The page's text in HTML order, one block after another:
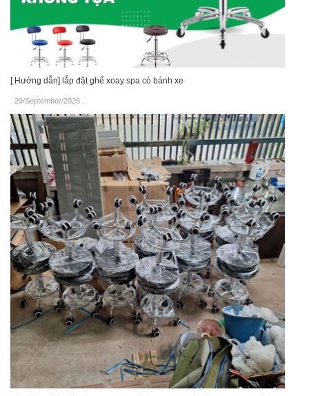
[ Hướng dẫn] lắp đặt ghế xoay spa có bánh xe
29/September/2025 .